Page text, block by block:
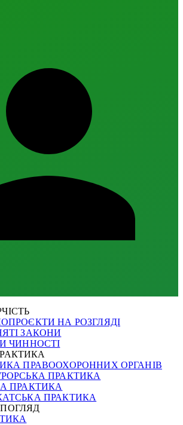
НА РОЗГЛЯДІ
ЗАКОНИ
ЧИННОСТІ
ПРАВООХОРОННИХ ОРГАНІВ
ПРАКТИКА
ПРАКТИКА
ПРАКТИКА